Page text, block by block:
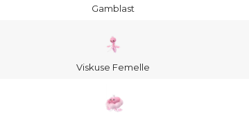
Gamblast
Viskuse Femelle